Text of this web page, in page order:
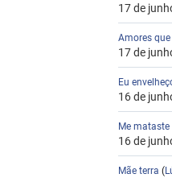
17 de
Amores
17 de
Eu
16 de
Me mataste
16 de
Mãe terra (